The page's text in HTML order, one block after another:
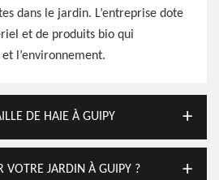
dans le jardin. L’entreprise dote
et de produits bio qui
l’environnement.
DE HAIE À GUIPY
VOTRE JARDIN À GUIPY ?